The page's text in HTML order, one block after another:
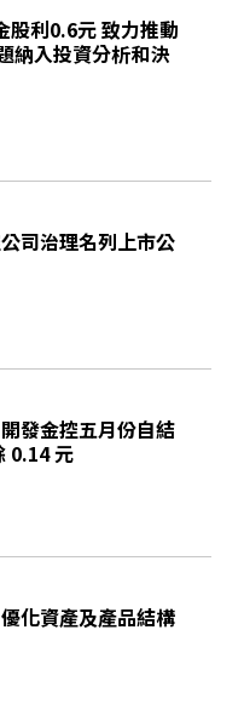
股利0.6元 致力推動
納入投資分析和決
司治理名列上市公
發金控五月份自結
0.14 元
化資產及產品結構